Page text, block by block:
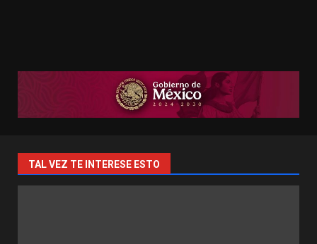
TAL VEZ TE INTERESE ESTO